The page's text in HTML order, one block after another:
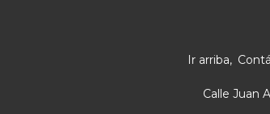
Ir arriba
Calle Juan